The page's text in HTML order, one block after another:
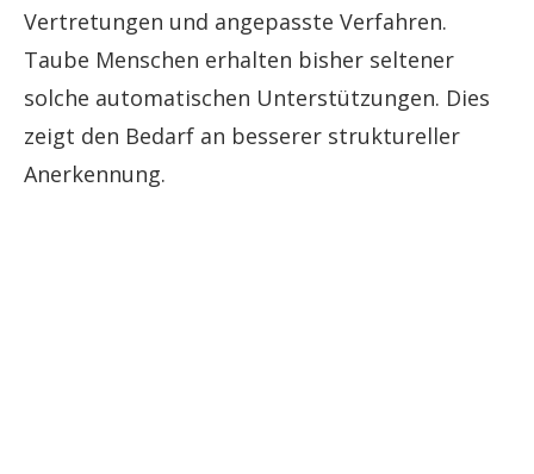
Vertretungen und angepasste Verfahren.
Taube Menschen erhalten bisher seltener
solche automatischen Unterstützungen. Dies
zeigt den Bedarf an besserer struktureller
Anerkennung.